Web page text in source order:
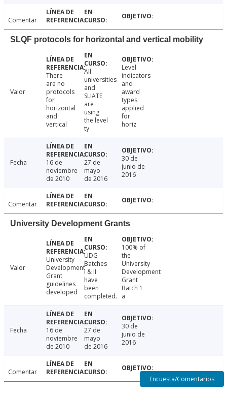
Comentar
SLQF protocols for horizontal and vertical mobility
Valor
There
are no
protocols
for
horizontal
and
vertical
All
universities
and
SLIATE
are
using
the level
ty
Level
indicators
and
award
types
applied
for
horiz
Fecha
16 de
noviembre
de 2010
27 de
mayo
de 2016
30 de
junio de
2016
Comentar
University Development Grants
Valor
University
Development
Grant
guidelines
developed
UDG
Batches
I & II
have
been
completed.
100% of
the
University
Development
Grant
Batch 1
a
Fecha
16 de
noviembre
de 2010
27 de
mayo
de 2016
30 de
junio de
2016
Comentar
Encuesta/Comentarios